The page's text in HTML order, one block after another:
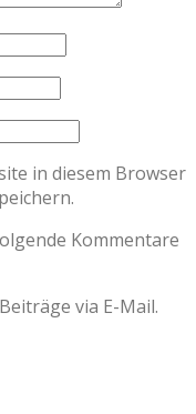
in diesem Browser
Kommentare
via E-Mail.